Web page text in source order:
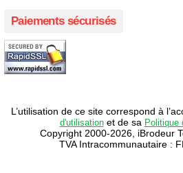
Paiements sécurisés
L’utilisation de ce site correspond à
d'utilisationet de sa Politique
Copyright 2000-2026, iBrodeur
TVA Intracommunautaire :